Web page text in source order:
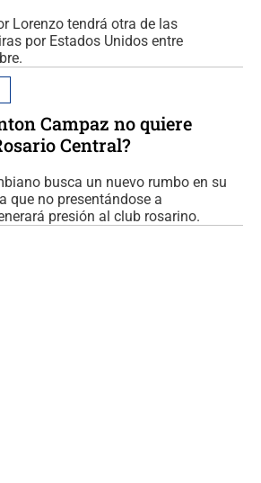
Lorenzo tendrá otra de las
por Estados Unidos entre
Campaz no quiere
Central?
busca un nuevo rumbo en su
que no presentándose a
presión al club rosarino.